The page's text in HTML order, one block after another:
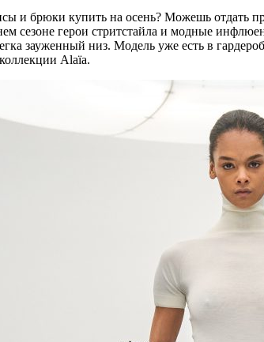
и брюки купить на осень? Можешь отдать
сезоне герои стритстайла и модные
зауженный низ. Модель уже есть в
Alaïa.